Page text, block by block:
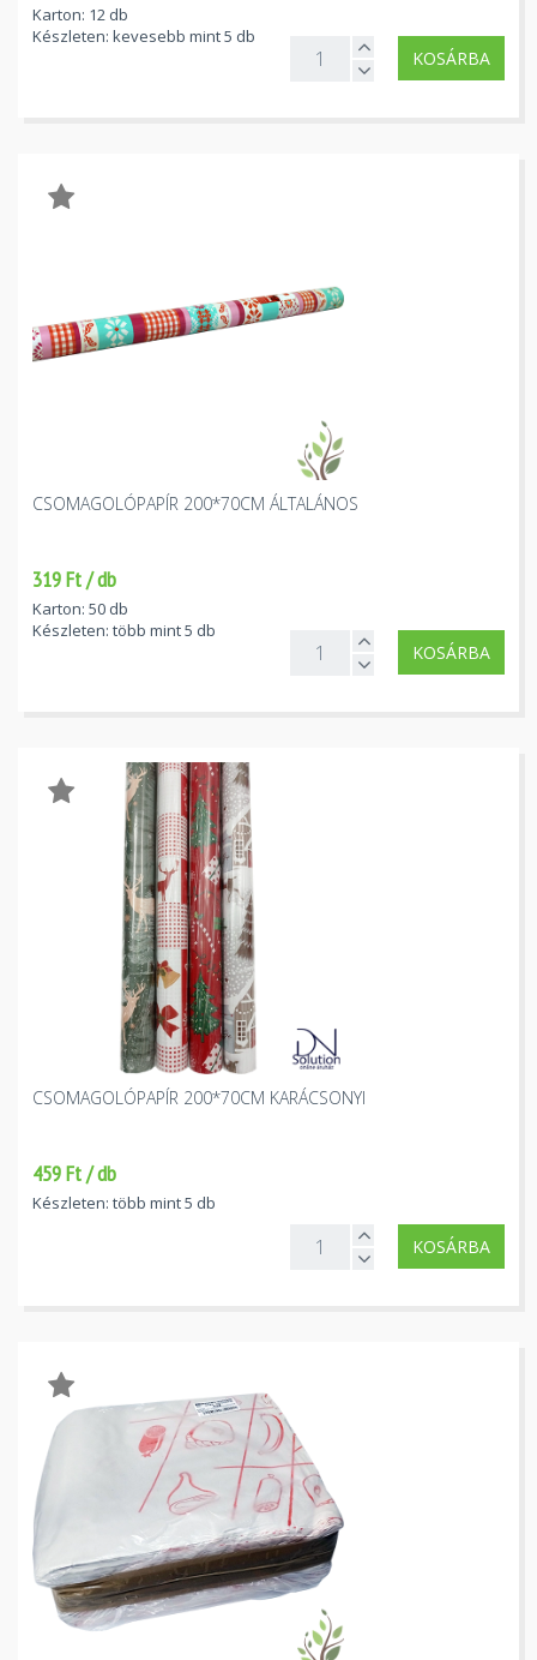
Karton: 12 db
Készleten: kevesebb mint 5 db
KOSÁRBA
CSOMAGOLÓPAPÍR 200*70CM ÁLTALÁNOS
319 Ft / db
Karton: 50 db
Készleten: több mint 5 db
KOSÁRBA
CSOMAGOLÓPAPÍR 200*70CM KARÁCSONYI
459 Ft / db
Készleten: több mint 5 db
KOSÁRBA